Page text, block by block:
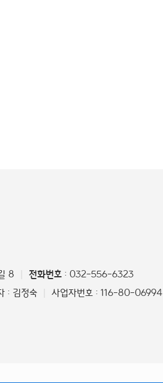
8 전화번호 : 032-556-6323
: 김정숙 사업자번호 : 116-80-06994